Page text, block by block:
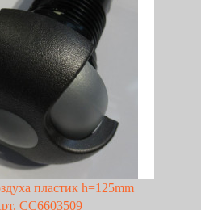
пластик h=125mm
CC6603509